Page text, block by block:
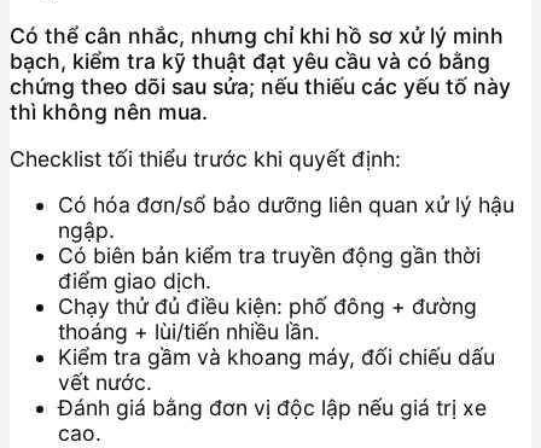
Có thể cân nhắc, nhưng chỉ khi hồ sơ xử lý minh
bạch, kiểm tra kỹ thuật đạt yêu cầu và có bằng
chứng theo dõi sau sửa; nếu thiếu các yếu tố này
thì không nên mua.
Checklist tối thiểu trước khi quyết định:
Có hóa đơn/sổ bảo dưỡng liên quan xử lý hậu
ngập.
Có biên bản kiểm tra truyền động gần thời
điểm giao dịch.
Chạy thử đủ điều kiện: phố đông + đường
thoáng + lùi/tiến nhiều lần.
Kiểm tra gầm và khoang máy, đối chiếu dấu
vết nước.
Đánh giá bằng đơn vị độc lập nếu giá trị xe
cao.